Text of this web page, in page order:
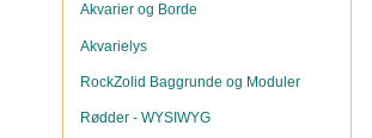
Akvarier og Borde
Akvarielys
RockZolid Baggrunde og Moduler
Rødder - WYSIWYG